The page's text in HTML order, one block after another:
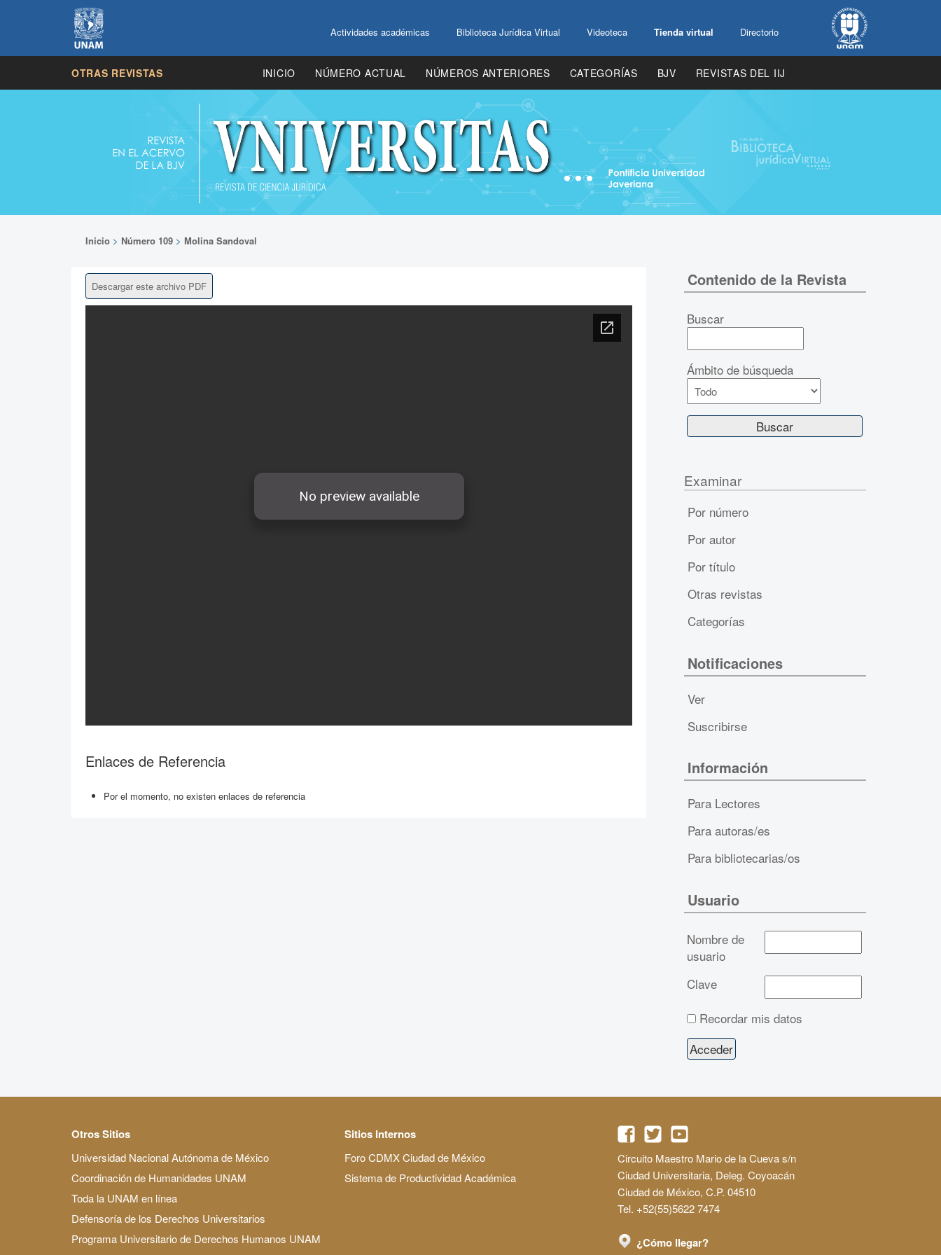
Actividades académicas Biblioteca Jurídica Virtual Videoteca Tienda virtual Directorio
OTRAS REVISTAS INICIO NÚMERO ACTUAL NÚMEROS ANTERIORES CATEGORÍAS BJV REVISTAS DEL IIJ
Inicio > Número 109 > Molina Sandoval
Descargar este archivo PDF
Enlaces de Referencia
Por el momento, no existen enlaces de referencia
Contenido de la Revista
Buscar
Ámbito de búsqueda
Examinar
Por número
Por autor
Por título
Otras revistas
Categorías
Notificaciones
Ver
Suscribirse
Información
Para Lectores
Para autoras/es
Para bibliotecarias/os
Usuario
Nombre de
usuario
Clave
Recordar mis datos
Otros Sitios
Universidad Nacional Autónoma de México
Coordinación de Humanidades UNAM
Toda la UNAM en línea
Defensoría de los Derechos Universitarios
Programa Universitario de Derechos Humanos UNAM
Sitios Internos
Foro CDMX Ciudad de México
Sistema de Productividad Académica
Circuito Maestro Mario de la Cueva s/n
Ciudad Universitaria, Deleg. Coyoacán
Ciudad de México, C.P. 04510
Tel. +52(55)5622 7474
¿Cómo llegar?